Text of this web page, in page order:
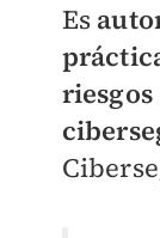
Es
riesgos